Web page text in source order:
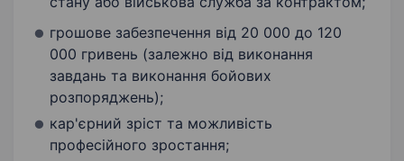
грошове забезпечення від 20 000 до 120
000 гривень (залежно від виконання
завдань та виконання бойових
розпоряджень);
кар'єрний зріст та можливість
професійного зростання;